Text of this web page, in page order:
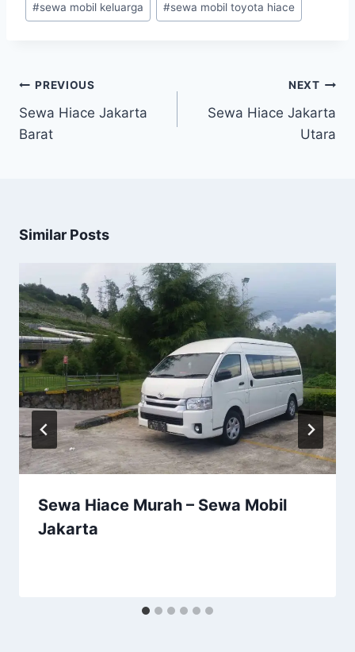
#sewa mobil keluarga #sewa mobil toyota hiace
PostPREVIOUS
Sewa Hiace Jakarta
Barat
NEXT
Sewa Hiace Jakarta
Utara
Similar Posts
Sewa Hiace Murah – Sewa Mobil
Jakarta